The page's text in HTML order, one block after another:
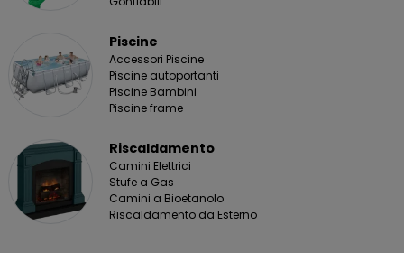
Piscine
Accessori Piscine
Piscine autoportanti
Piscine Bambini
Piscine frame
Riscaldamento
Camini Elettrici
Stufe a Gas
Camini a Bioetanolo
Riscaldamento da Esterno